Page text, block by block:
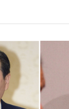
한다. 물론 더 큰 책